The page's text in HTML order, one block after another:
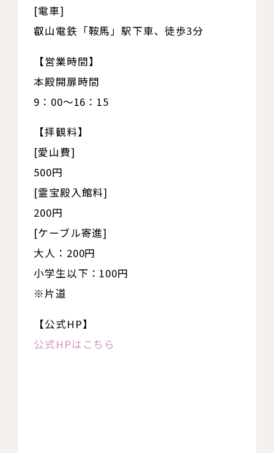
[電車]
叡山電鉄「鞍馬」駅下車、徒歩3分
【営業時間】
本殿開扉時間
9：00～16：15
【拝観料】
[愛山費]
500円
[霊宝殿入館料]
200円
[ケーブル寄進]
大人：200円
小学生以下：100円
※片道
【公式HP】
公式HPはこちら